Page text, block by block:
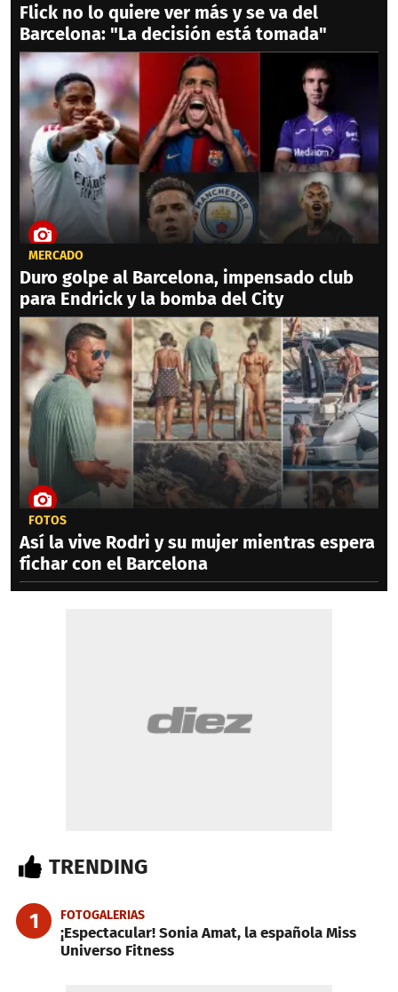
Flick no lo quiere ver más y se va del
Barcelona: "La decisión está tomada"
MERCADO
Duro golpe al Barcelona, impensado club
para Endrick y la bomba del City
FOTOS
Así la vive Rodri y su mujer mientras espera
fichar con el Barcelona
TRENDING
1 FOTOGALERIAS
¡Espectacular! Sonia Amat, la española Miss
Universo Fitness